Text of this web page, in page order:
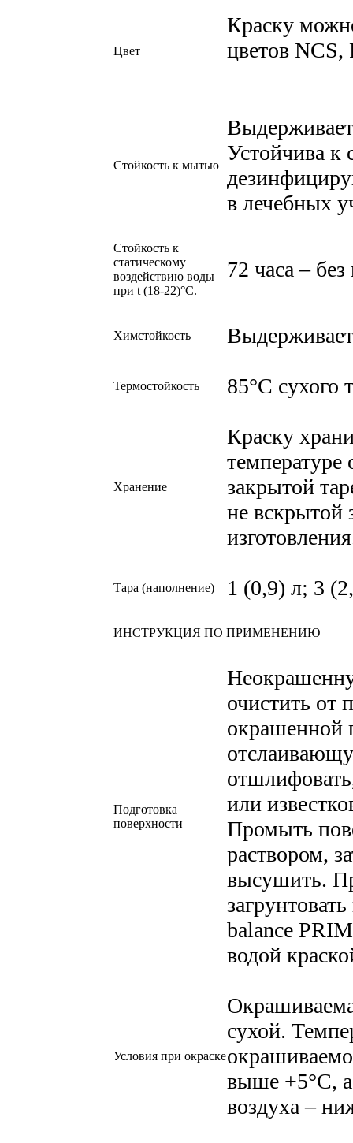
Цвет
Краску
цветов
Стойкость к мытью
Устойчива
в лечебных
Стойкость к
статическому
воздействию воды
при t (18-22)°C.
72 часа –
Химстойкость
Термостойкость 85°С сухого
Хранение
Краску
закрытой
не вскрытой
Тара (наполнение) 1 (0,9) л; 3
ИНСТРУКЦИЯ ПО ПРИМЕНЕНИЮ
Подготовка
поверхности
очистить от
окрашенной
или
Промыть
раствором,
высушить.
balance
водой
Условия при окраске
сухой.
выше +5°С, а
воздуха –